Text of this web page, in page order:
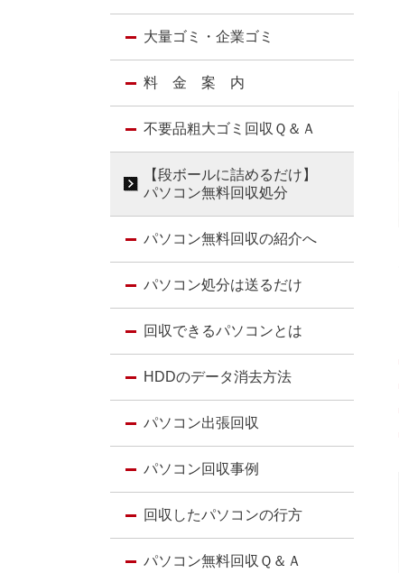
大量ゴミ・企業ゴミ
料 金 案 内
不要品粗大ゴミ回収Ｑ＆Ａ
【段ボールに詰めるだけ】
パソコン無料回収処分
パソコン無料回収の紹介へ
パソコン処分は送るだけ
回収できるパソコンとは
HDDのデータ消去方法
パソコン出張回収
パソコン回収事例
回収したパソコンの行方
パソコン無料回収Ｑ＆Ａ